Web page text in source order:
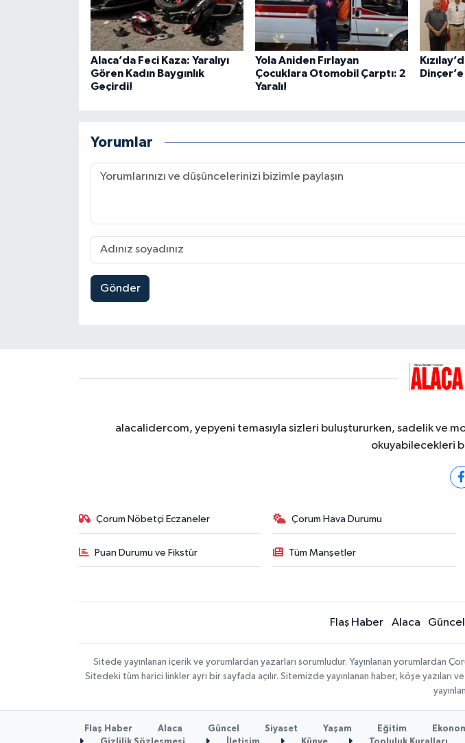
Alaca’da Feci Kaza: Yaralıyı
Gören Kadın Baygınlık
Geçirdi!
Yola Aniden Fırlayan
Çocuklara Otomobil Çarptı: 2
Yaralı!
Yorumlar
Gönder
alacalidercom, yepyeni temasıyla sizleri buluştururken, sadelik ve
okuyabilecekleri
Çorum Nöbetçi Eczaneler Çorum Hava Durumu
Puan Durumu ve Fikstür Tüm Manşetler
Flaş Haber Alaca Güncel
Sitede yayınlanan içerik ve yorumlardan yazarları sorumludur. Yayınlanan yorumlardan
Sitedeki tüm harici linkler ayrı bir sayfada açılır. Sitemizde yayınlanan haber, köşe
Flaş Haber Alaca Güncel Siyaset Yaşam Eğitim